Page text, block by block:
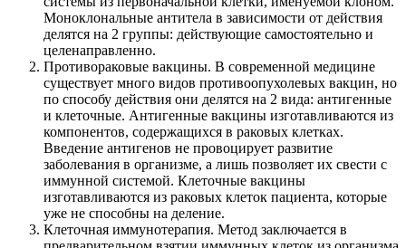
Моноклональные антитела в зависимости от действия
делятся на 2 группы: действующие самостоятельно и
целенаправленно.
Противораковые вакцины. В современной медицине
существует много видов противоопухолевых вакцин, но
по способу действия они делятся на 2 вида: антигенные
и клеточные. Антигенные вакцины изготавливаются из
компонентов, содержащихся в раковых клетках.
Введение антигенов не провоцирует развитие
заболевания в организме, а лишь позволяет их свести с
иммунной системой. Клеточные вакцины
изготавливаются из раковых клеток пациента, которые
уже не способны на деление.
Клеточная иммунотерапия. Метод заключается в